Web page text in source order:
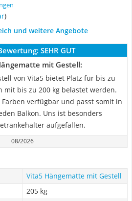
)
und weitere Angebote
SEHR GUT
mit Gestell:
von Vita5 bietet Platz für bis zu
mit bis zu 200 kg belastet werden.
verfügbar und passt somit in
Balkon. Uns ist besonders
aufgefallen.
08/2026
Vita5 Hängematte mit Gestell
205 kg